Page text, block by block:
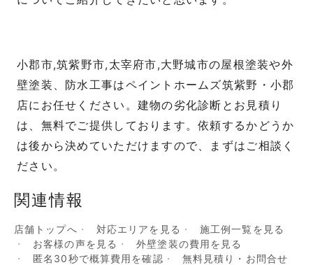
小郡市,筑紫野市,太宰府市,大野城市の屋根塗装や外
壁塗装、防水工事はペイントホームズ筑紫野・小郡
店にお任せください。建物の劣化診断とお見積り
は、無料でご提供しております。依頼するかどうか
は後から決めていただけますので、まずはご相談く
ださい。
関連情報
店舗トップへ 対応エリアを見る
施工例一覧を見る
お客様の声を見る
外壁塗装の費用を見る
匿名30秒で概算費用を確認
無料見積り・お問合せ